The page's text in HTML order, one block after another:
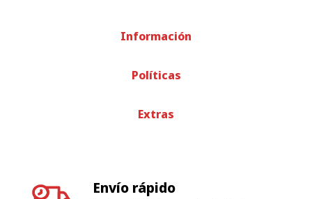
Información
Políticas
Extras
Envío rápido